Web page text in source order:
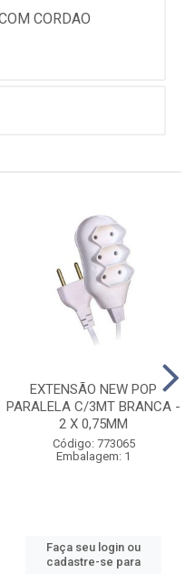
CORDAO
EXTENSÃO NEW POP
PARALELA C/3MT BRANCA -
2 X 0,75MM
Código: 773065
Embalagem: 1
Faça seu login ou
cadastre-se para